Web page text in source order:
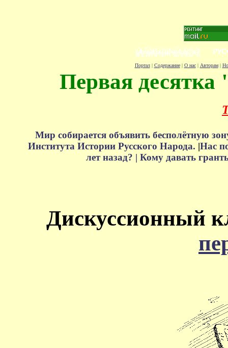
Портал| Содержание| О нас| Авторам|
Первая десятка
Мир собирается объявить бесполётную
Института Истории Русского Народа. |Нас
лет назад? | Кому давать
Дискуссионный